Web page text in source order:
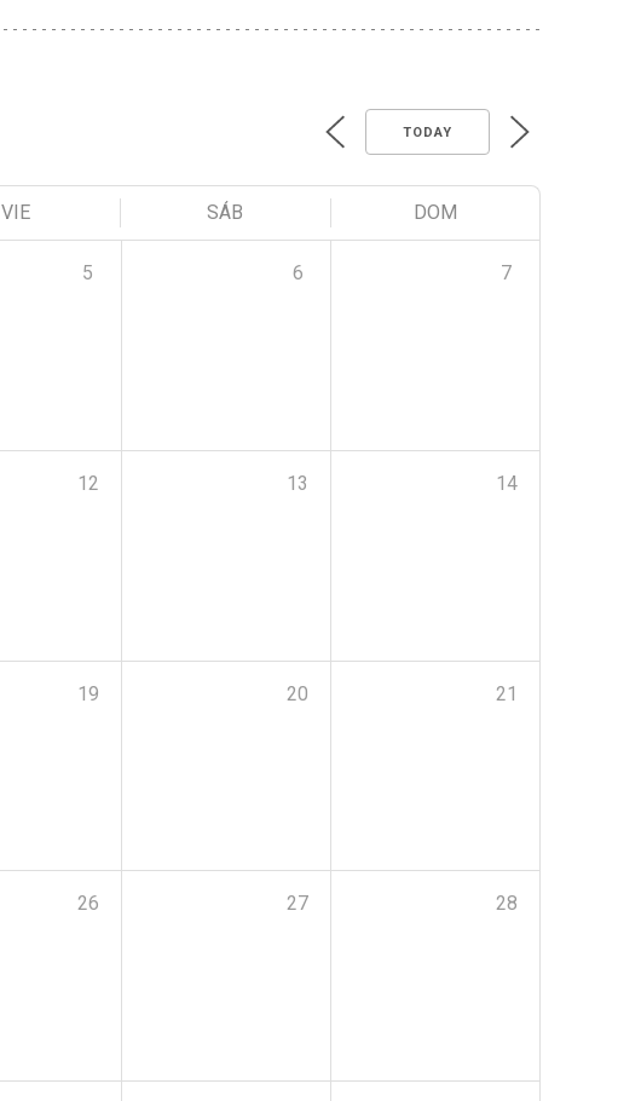
TODAY
VIE SÁB DOM
5 6 7
12 13 14
19 20 21
26 27 28